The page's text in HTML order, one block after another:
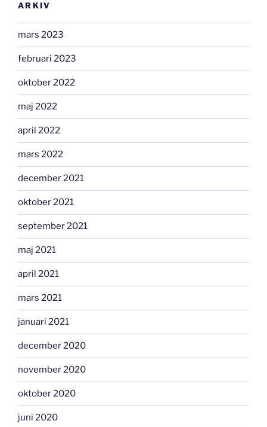
ARKIV
mars 2023
februari 2023
oktober 2022
maj 2022
april 2022
mars 2022
december 2021
oktober 2021
september 2021
maj 2021
april 2021
mars 2021
januari 2021
december 2020
november 2020
oktober 2020
juni 2020